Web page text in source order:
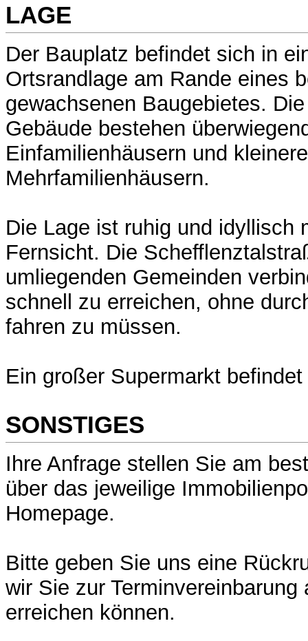
LAGE
Der Bauplatz befindet sich in
Ortsrandlage am Rande eines
gewachsenen Baugebietes.
Gebäude bestehen
Einfamilienhäusern und
Mehrfamilienhäusern.
Die Lage ist ruhig und idyllisch
Fernsicht. Die
umliegenden Gemeinden
schnell zu erreichen, ohne
fahren zu müssen.
Ein großer Supermarkt
SONSTIGES
Ihre Anfrage stellen Sie am
über das jeweilige
Homepage.
Bitte geben Sie uns eine
wir Sie zur Terminvereinbarung
erreichen können.